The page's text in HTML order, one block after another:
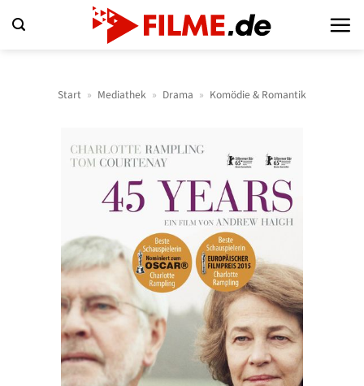
Inhalt
Start » Mediathek » Drama » Komödie & Romantik